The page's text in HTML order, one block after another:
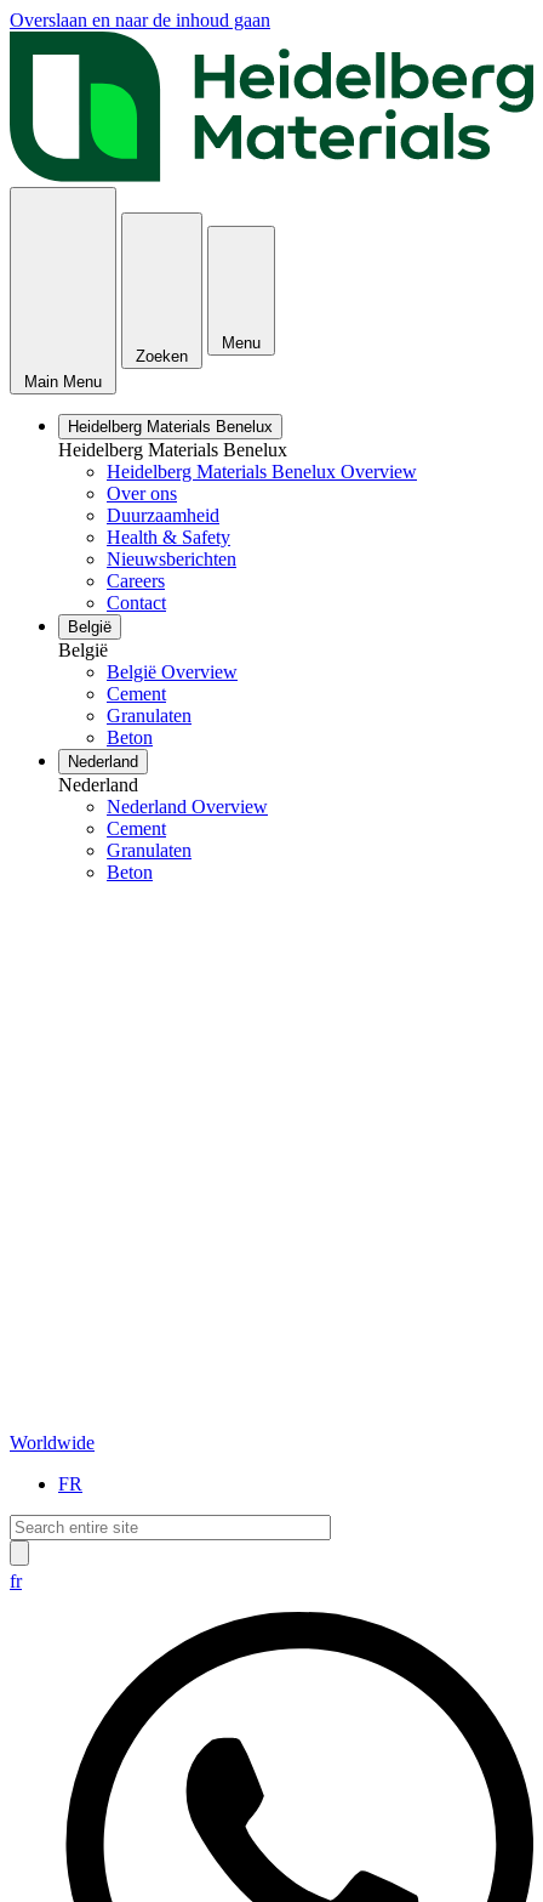
Overslaan en naar de inhoud gaan
Main Menu
Zoeken
Menu
Heidelberg Materials Benelux
Heidelberg Materials Benelux
Heidelberg Materials Benelux Overview
Over ons
Duurzaamheid
Health & Safety
Nieuwsberichten
Careers
Contact
België
België
België Overview
Cement
Granulaten
Beton
Nederland
Nederland
Nederland Overview
Cement
Granulaten
Beton
Worldwide
FR
fr